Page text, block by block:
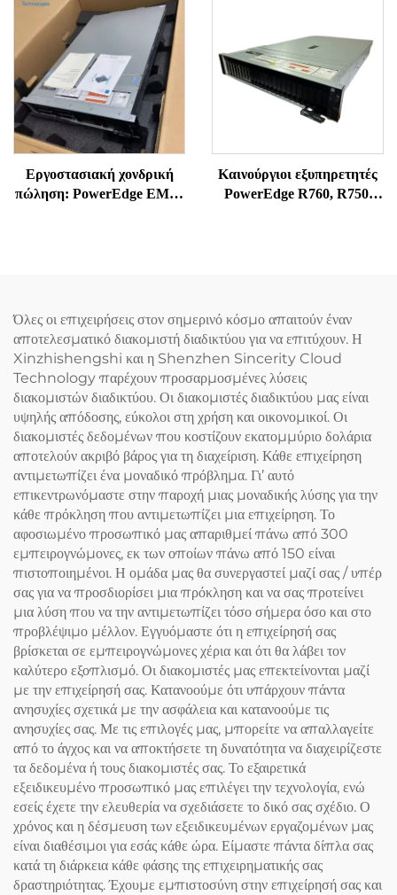
Power Edge RACK SERV –
Εξυπηρετητής
Εργοστασιακή χονδρική
πώληση: PowerEdge EMC,
διακομιστές Intel ERP
Καινούργιοι εξυπηρετητές
PowerEdge R760, R750,
Όλες οι επιχειρήσεις στον σημερινό κόσμο απαιτούν έναν
αποτελεσματικό διακομιστή διαδικτύου για να επιτύχουν. Η
Xinzhishengshi και η Shenzhen Sincerity Cloud
Technology παρέχουν προσαρμοσμένες λύσεις
διακομιστών διαδικτύου. Οι διακομιστές διαδικτύου μας είναι
υψηλής απόδοσης, εύκολοι στη χρήση και οικονομικοί. Οι
διακομιστές δεδομένων που κοστίζουν εκατομμύριο δολάρια
αποτελούν ακριβό βάρος για τη διαχείριση. Κάθε επιχείρηση
αντιμετωπίζει ένα μοναδικό πρόβλημα. Γι’ αυτό
επικεντρωνόμαστε στην παροχή μιας μοναδικής λύσης για την
κάθε πρόκληση που αντιμετωπίζει μια επιχείρηση. Το
αφοσιωμένο προσωπικό μας απαριθμεί πάνω από 300
εμπειρογνώμονες, εκ των οποίων πάνω από 150 είναι
πιστοποιημένοι. Η ομάδα μας θα συνεργαστεί μαζί σας / υπέρ
σας για να προσδιορίσει μια πρόκληση και να σας προτείνει
μια λύση που να την αντιμετωπίζει τόσο σήμερα όσο και στο
προβλέψιμο μέλλον. Εγγυόμαστε ότι η επιχείρησή σας
βρίσκεται σε εμπειρογνώμονες χέρια και ότι θα λάβει τον
καλύτερο εξοπλισμό. Οι διακομιστές μας επεκτείνονται μαζί
με την επιχείρησή σας. Κατανοούμε ότι υπάρχουν πάντα
ανησυχίες σχετικά με την ασφάλεια και κατανοούμε τις
ανησυχίες σας. Με τις επιλογές μας, μπορείτε να απαλλαγείτε
από το άγχος και να αποκτήσετε τη δυνατότητα να διαχειρίζεστε
τα δεδομένα ή τους διακομιστές σας. Το εξαιρετικά
εξειδικευμένο προσωπικό μας επιλέγει την τεχνολογία, ενώ
εσείς έχετε την ελευθερία να σχεδιάσετε το δικό σας σχέδιο. Ο
χρόνος και η δέσμευση των εξειδικευμένων εργαζομένων μας
είναι διαθέσιμοι για εσάς κάθε ώρα. Είμαστε πάντα δίπλα σας
κατά τη διάρκεια κάθε φάσης της επιχειρηματικής σας
δραστηριότητας. Έχουμε εμπιστοσύνη στην επιχείρησή σας και